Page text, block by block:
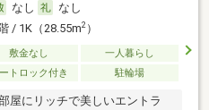
なし
なし
/ 1K（28.55m2）
敷金なし
一人暮らし
トロック付き 駐輪場
にリッチで美しいエントラ